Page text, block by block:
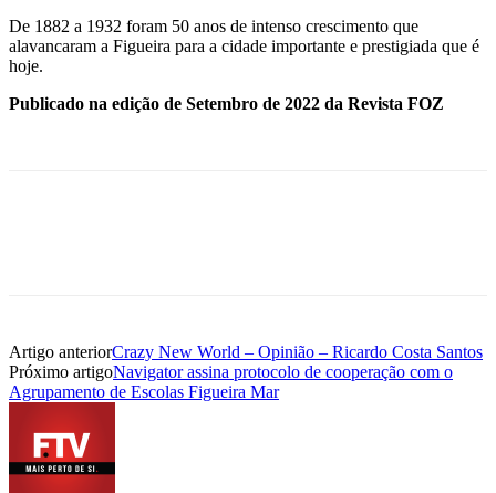
De 1882 a 1932 foram 50 anos de intenso crescimento que
alavancaram a Figueira para a cidade importante e prestigiada que é
hoje.
Publicado na edição de Setembro de 2022 da Revista FOZ
Artigo anteriorCrazy New World – Opinião – Ricardo Costa Santos
Próximo artigoNavigator assina protocolo de cooperação com o
Agrupamento de Escolas Figueira Mar